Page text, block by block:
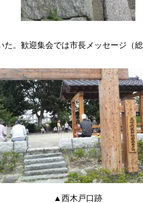
。歓迎集会では市長メッセージ（
▲西木戸口跡